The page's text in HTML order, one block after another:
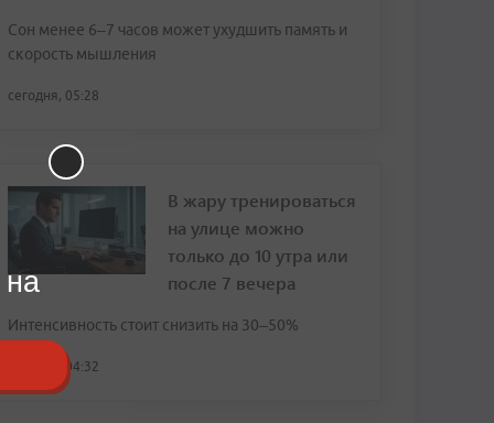
Сон менее 6–7 часов может ухудшить память и
скорость мышления
сегодня, 05:28
В жару тренироваться
на улице можно
только до 10 утра или
после 7 вечера
Интенсивность стоит снизить на 30–50%
сегодня, 04:32